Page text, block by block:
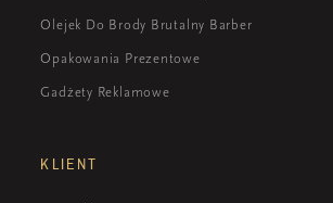
Olejek Do Brody Brutalny Barber
Opakowania Prezentowe
Gadżety Reklamowe
KLIENT